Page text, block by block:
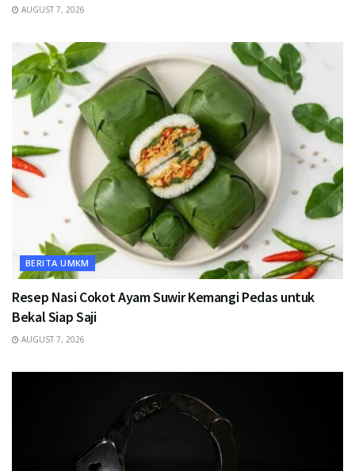
AUGUST 7, 2026
BERITA UMKM
Resep Nasi Cokot Ayam Suwir Kemangi Pedas untuk
Bekal Siap Saji
AUGUST 7, 2026